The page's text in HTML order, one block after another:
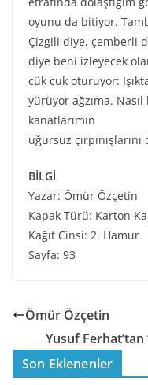
oyunu da bitiyor.
Çizgili diye, çemberli
diye beni izleyecek
cük cuk oturuyor:
yürüyor ağzıma.
kanatlarımın
uğursuz
BİLGİ
Yazar: Ömür Özçetin
Kapak Türü: Karton
Kağıt Cinsi: 2. Hamur
Sayfa: 93
Ömür Özçetin
Yusuf Ferhat’tan
Son Eklenenler